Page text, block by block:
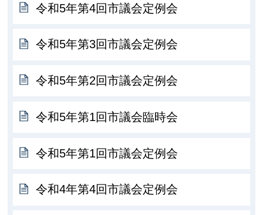
令和5年第4回市議会定例会
令和5年第3回市議会定例会
令和5年第2回市議会定例会
令和5年第1回市議会臨時会
令和5年第1回市議会定例会
令和4年第4回市議会定例会